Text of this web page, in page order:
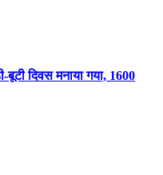
दिवस मनाया गया, 1600